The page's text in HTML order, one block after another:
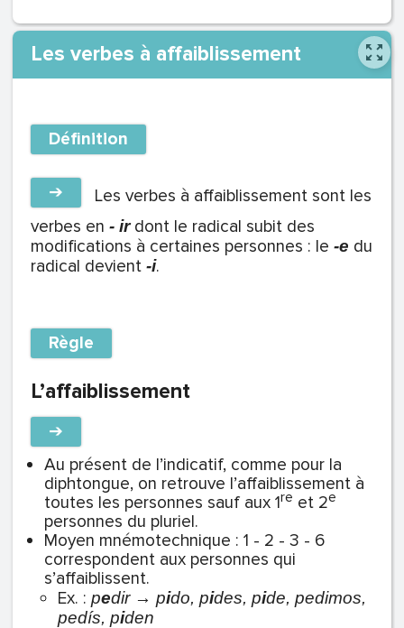
Les verbes à affaiblissement
Définition
➔
Les verbes à affaiblissement sont les
verbes en - irdont le radical subit des
modifications à certaines personnes : le -e du
radical devient -i.
Règle
L’affaiblissement
➔
Au présent de l’indicatif, comme pour la
diphtongue, on retrouve l’affaiblissement à
toutes les personnes sauf aux 1re et 2e
personnes du pluriel.
Moyen mnémotechnique : 1 - 2 - 3 - 6
correspondent aux personnes qui
s’affaiblissent.
Ex. : pedir → pido, pides, pide, pedimos,
pedís, piden